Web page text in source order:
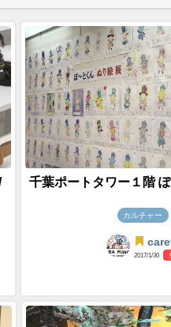
千葉ポートタワー１階
カルチャー
2017/1/30